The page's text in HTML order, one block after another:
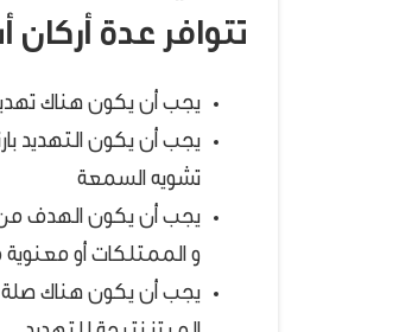
تتوافر عدة أركان
يجب أن يكون هناك
يجب أن يكون التهديد
تشويه السمعة
يجب أن يكون الهدف من
و الممتلكات أو معنوية
يجب أن يكون هناك صلة